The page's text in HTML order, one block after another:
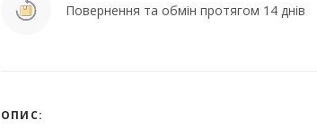
Повернення та обмін протягом 14 днів
ОПИС: